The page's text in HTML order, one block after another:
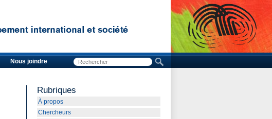
Nous joindre
Rubriques
À propos
Chercheurs